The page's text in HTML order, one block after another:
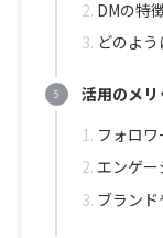
DMの特
どのよ
活用のメ
フォロ
エンゲ
ブラン